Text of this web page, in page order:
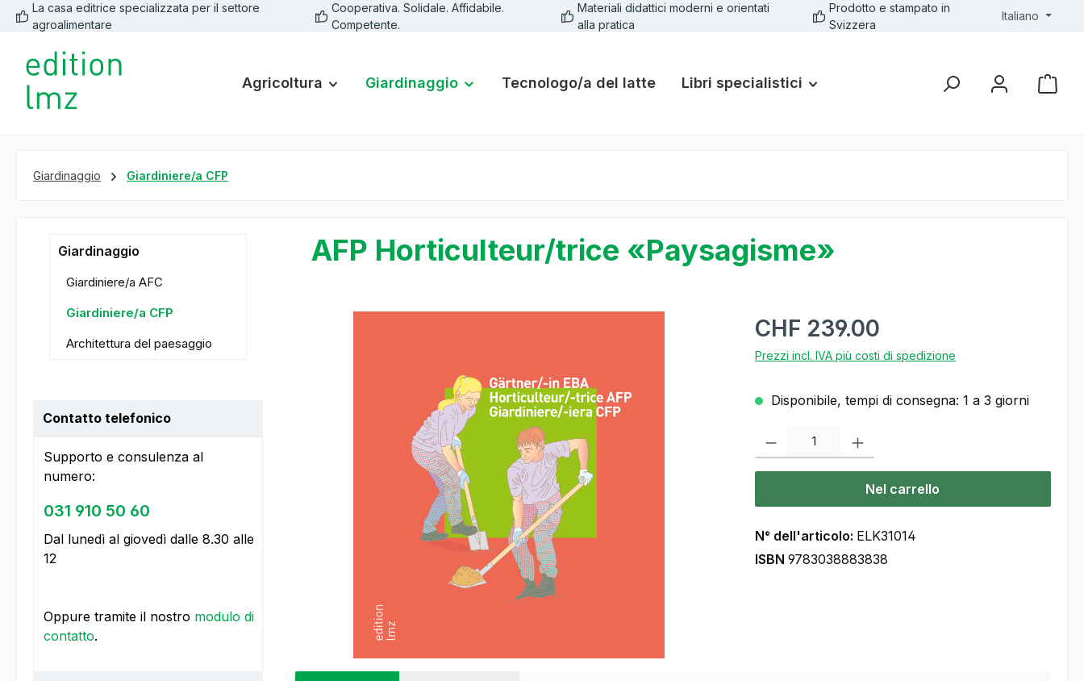
Passa alla navigazione principale
La casa editrice specializzata per il settore
agroalimentare
Cooperativa. Solidale. Affidabile.
Competente.
Materiali didattici moderni e orientati
alla pratica
Prodotto e stampato in
Svizzera
Italiano
Agricoltura Giardinaggio Tecnologo/a del latte Libri specialistici
Giardinaggio Giardiniere/a CFP
Giardinaggio
Giardiniere/a AFC
Giardiniere/a CFP
Architettura del paesaggio
Contatto telefonico
Supporto e consulenza al
numero:
031 910 50 60
Dal lunedì al giovedì dalle 8.30 alle
12
Oppure tramite il nostro modulo di
contatto.
AFP Horticulteur/trice «Paysagisme»
CHF 239.00
Prezzi incl. IVA più costi di spedizione
Disponibile, tempi di consegna: 1 a 3 giorni
Nel carrello
N° dell'articolo: ELK31014
ISBN 9783038883838